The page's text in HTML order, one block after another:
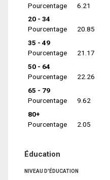
Pourcentage
6.21
20 - 34
Pourcentage
20.85
35 - 49
Pourcentage
21.17
50 - 64
Pourcentage
22.26
65 - 79
Pourcentage
9.62
80+
Pourcentage
2.05
Éducation
NIVEAU D'ÉDUCATION